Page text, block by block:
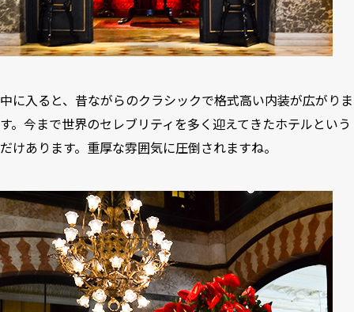
中に入ると、昔ながらのクラシックで格式高い内装が広がりま
す。今まで世界のセレブリティを多く迎えてきたホテルという
だけあります。重厚な雰囲気に圧倒されますね。